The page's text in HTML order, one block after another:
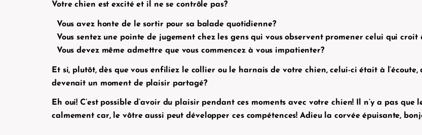
Votre chien est excité et il ne se contrôle pas?
Vous avez honte de le sortir pour sa balade quotidienne?
Vous sentez une pointe de jugement chez les gens qui vous observent promener celui qui croit
Vous devez même admettre que vous commencez à vous impatienter?
Et si, plutôt, dès que vous enfiliez le collier ou le harnais de votre chien, celui-ci était à
devenait un moment de plaisir partagé?
Eh oui! C’est possible d’avoir du plaisir pendant ces moments avec votre chien! Il n’y a pas
calmement car, le vôtre aussi peut développer ces compétences! Adieu la corvée épuisante,